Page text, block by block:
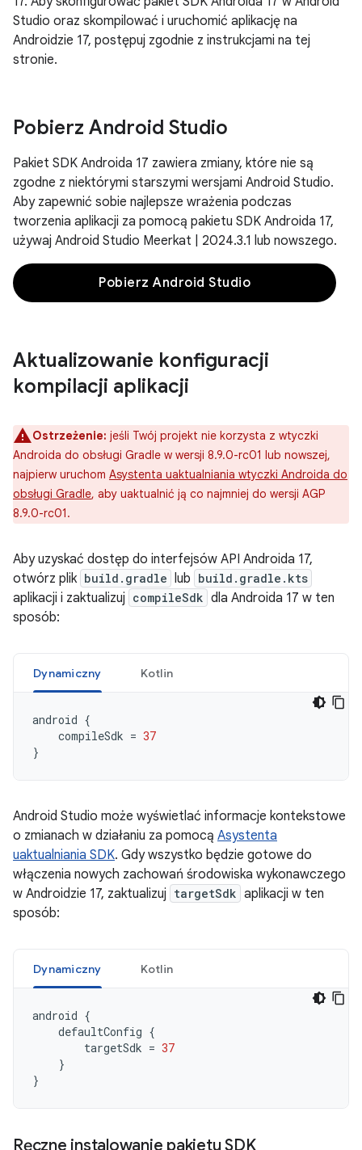
Studio oraz skompilować i uruchomić aplikację na
Androidzie 17, postępuj zgodnie z instrukcjami na tej
stronie.
Pobierz Android Studio
Pakiet SDK Androida 17 zawiera zmiany, które nie są
zgodne z niektórymi starszymi wersjami Android Studio.
Aby zapewnić sobie najlepsze wrażenia podczas
tworzenia aplikacji za pomocą pakietu SDK Androida 17,
używaj Android Studio Meerkat | 2024.3.1 lub nowszego.
Pobierz Android Studio
Aktualizowanie konfiguracji
kompilacji aplikacji
Ostrzeżenie: jeśli Twój projekt nie korzysta z wtyczki
Androida do obsługi Gradle w wersji 8.9.0-rc01 lub nowszej,
najpierw uruchom Asystenta uaktualniania wtyczki Androida do
obsługi Gradle, aby uaktualnić ją co najmniej do wersji AGP
8.9.0-rc01.
Aby uzyskać dostęp do interfejsów API Androida 17,
otwórz plik build.gradle lub build.gradle.kts
aplikacji i zaktualizuj compileSdk dla Androida 17 w ten
sposób:
Dynamiczny Kotlin
android {
compileSdk = 37
}
Android Studio może wyświetlać informacje kontekstowe
o zmianach w działaniu za pomocą Asystenta
uaktualniania SDK. Gdy wszystko będzie gotowe do
włączenia nowych zachowań środowiska wykonawczego
w Androidzie 17, zaktualizuj targetSdk aplikacji w ten
sposób:
Dynamiczny Kotlin
android {
defaultConfig {
targetSdk = 37
}
}
Ręczne instalowanie pakietu SDK